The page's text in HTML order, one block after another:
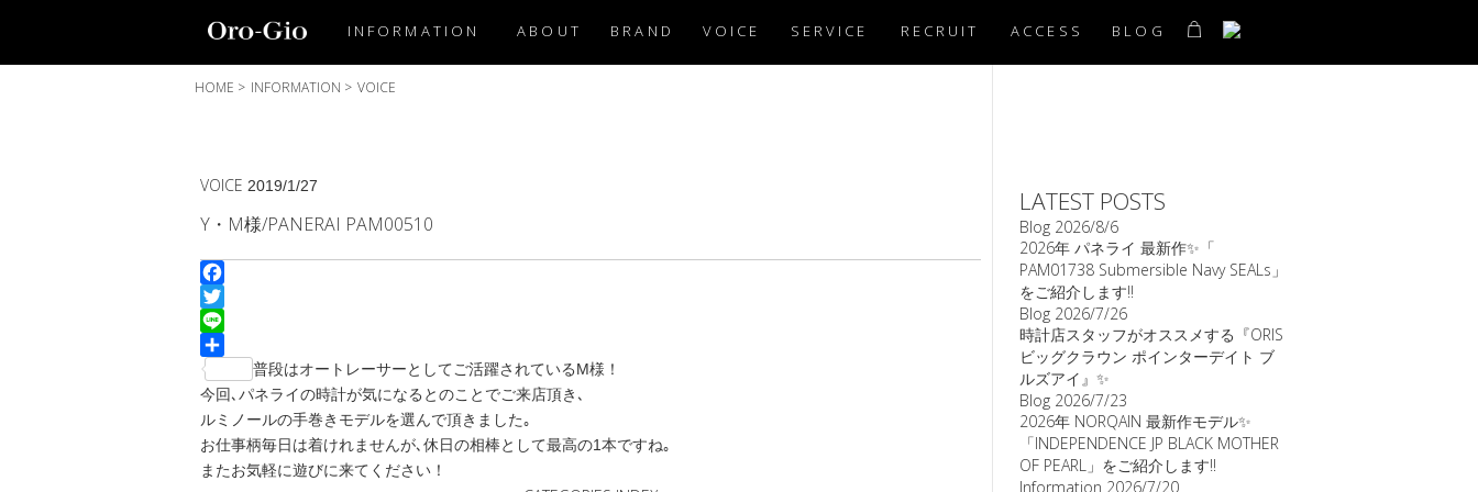
INFORMATION ABOUT BRAND VOICE SERVICE RECRUIT ACCESS BLOG
HOME > INFORMATION > VOICE
VOICE 2019/1/27
Y・M様/PANERAI PAM00510
Facebook
Twitter
Line
共
有
普段はオートレーサーとしてご活躍されているM様！
今回､パネライの時計が気になるとのことでご来店頂き､
ルミノールの手巻きモデルを選んで頂きました｡
お仕事柄毎日は着けれませんが､休日の相棒として最高の1本ですね｡
またお気軽に遊びに来てください！
LATEST POSTS
Blog 2026/8/6
2026年 パネライ 最新作✨「
PAM01738 Submersible Navy SEALs」
をご紹介します‼️
Blog 2026/7/26
時計店スタッフがオススメする『ORIS
ビッグクラウン ポインターデイト ブ
ルズアイ』✨
Blog 2026/7/23
2026年 NORQAIN 最新作モデル✨
「INDEPENDENCE JP BLACK MOTHER
OF PEARL」をご紹介します‼️
Information 2026/7/20